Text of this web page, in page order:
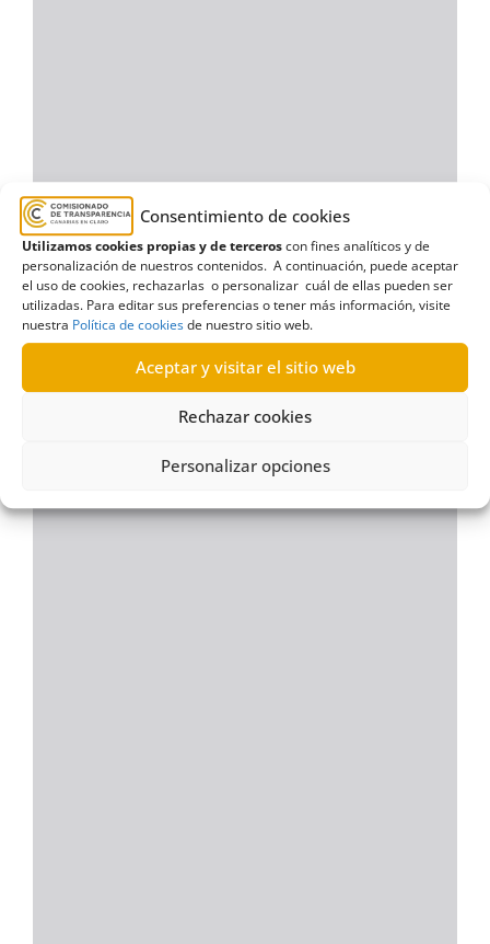
Consentimiento de cookies
Utilizamos cookies propias y de terceroscon fines analíticos y de
personalización de nuestros contenidos. A continuación, puede aceptar
el uso de cookies, rechazarlas o personalizar cuál de ellas pueden ser
utilizadas. Para editar sus preferencias o tener más información, visite
nuestra Política de cookiesde nuestro sitio web.
Aceptar y visitar el sitio web
Rechazar cookies
Personalizar opciones